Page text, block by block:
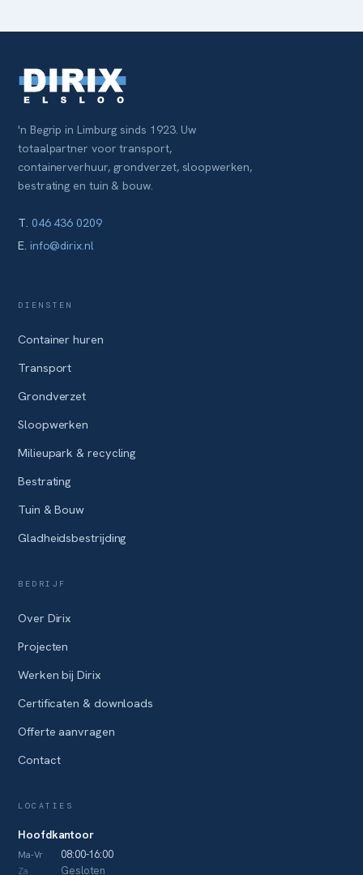
'n Begrip in Limburg sinds 1923. Uw
totaalpartner voor transport,
containerverhuur, grondverzet, sloopwerken,
bestrating en tuin & bouw.
T. 046 436 0209
E. info@dirix.nl
DIENSTEN
Container huren
Transport
Grondverzet
Sloopwerken
Milieupark & recycling
Bestrating
Tuin & Bouw
Gladheidsbestrijding
BEDRIJF
Over Dirix
Projecten
Werken bij Dirix
Certificaten & downloads
Offerte aanvragen
Contact
LOCATIES
Hoofdkantoor
Ma-Vr 08:00-16:00
Za Gesloten